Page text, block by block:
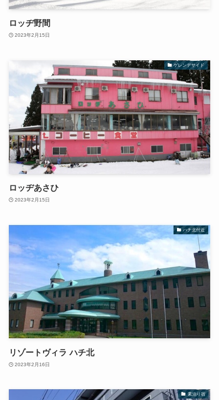
ロッヂ野間
2023年2月15日
ゲレンデサイド
ロッヂあさひ
2023年2月15日
ハチ北付近
リゾートヴィラ ハチ北
2023年2月16日
素泊り宿